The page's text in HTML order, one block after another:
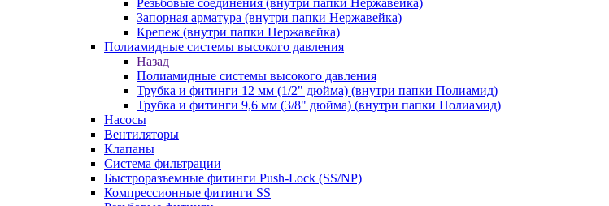
Резьбовые соединения (внутри папки Нержавейка)
Запорная арматура (внутри папки Нержавейка)
Крепеж (внутри папки Нержавейка)
Полиамидные системы высокого давления
Назад
Полиамидные системы высокого давления
Трубка и фитинги 12 мм (1/2" дюйма) (внутри папки Полиамид)
Трубка и фитинги 9,6 мм (3/8" дюйма) (внутри папки Полиамид)
Насосы
Вентиляторы
Клапаны
Система фильтрации
Быстроразъемные фитинги Push-Lock (SS/NP)
Компрессионные фитинги SS